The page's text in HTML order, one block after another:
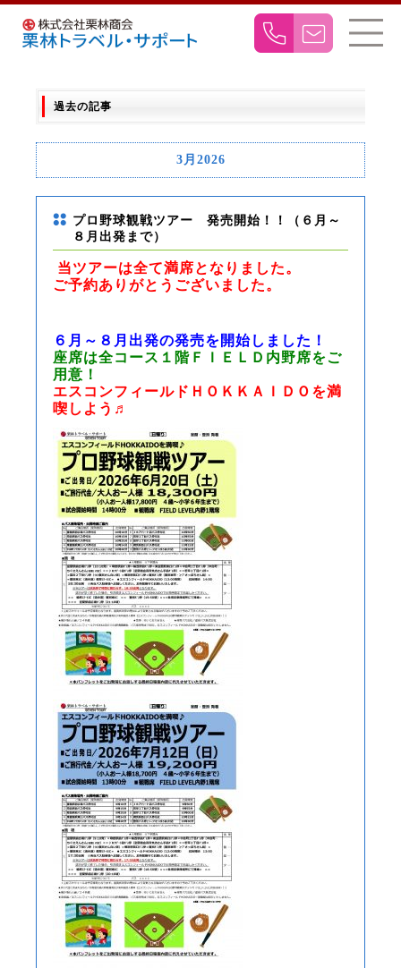
過去の記事
3月2026
プロ野球観戦ツアー 発売開始！！（６月～
８月出発まで）
当ツアーは全て満席となりました。
ご予約ありがとうございました。
６月～８月出発の発売を開始しました！
座席は全コース１階ＦＩＥＬＤ内野席をご
用意！
エスコンフィールドＨＯＫＫＡＩＤＯを満
喫しよう♬